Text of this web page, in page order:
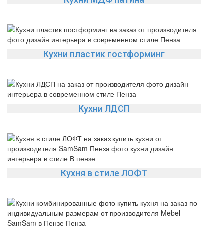
Кухни пластик постформинг
Кухни ЛДСП
Кухня в стиле ЛОФТ